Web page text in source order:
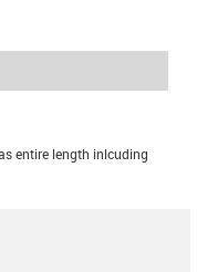
entire length inlcuding